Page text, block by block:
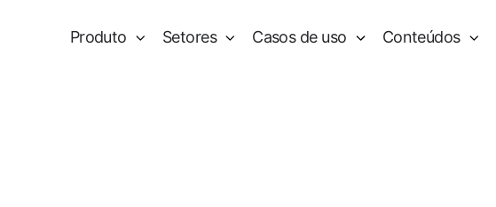
Produto Setores Casos de uso Conteúdos